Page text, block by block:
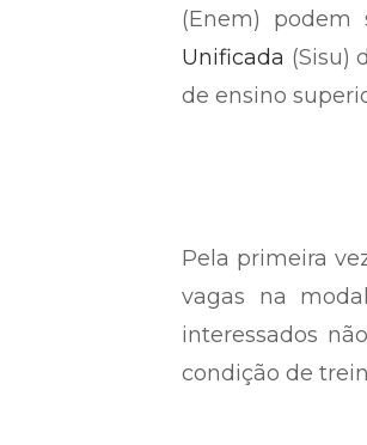
(Enem) podem
Unificada (Sisu)
de ensino
Pela primeira
vagas na
interessados
condição de